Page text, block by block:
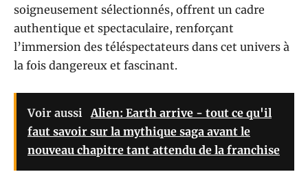
soigneusement sélectionnés, offrent un cadre
authentique et spectaculaire, renforçant
l’immersion des téléspectateurs dans cet univers à
la fois dangereux et fascinant.
Voir aussi Alien: Earth arrive - tout ce qu'il
faut savoir sur la mythique saga avant le
nouveau chapitre tant attendu de la franchise